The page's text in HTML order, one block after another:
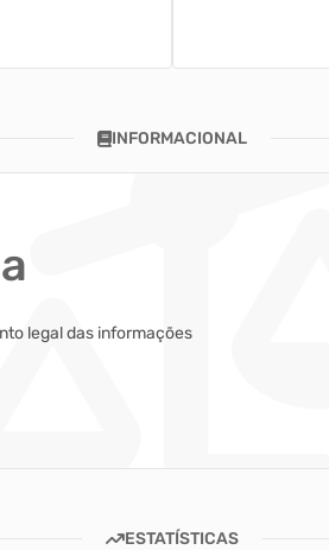
INFORMACIONAL
legal das informações
ESTATÍSTICAS